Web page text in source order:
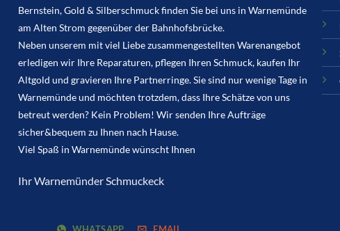
Bernstein, Gold & Silberschmuck finden Sie bei uns in Warnemünde
am Alten Strom gegenüber der Bahnhofsbrücke.
Neben unserem mit viel Liebe zusammengestellten Warenangebot
erledigen wir Ihre Reparaturen, pflegen Ihren Schmuck, kaufen Ihr
Altgold und gravieren Ihre Partnerringe. Sie sind nur wenige Tage in
Warnemünde und möchten trotzdem, dass Ihre Schätze von uns
betreut werden? Kein Problem! Wir senden Ihre Aufträge
sicher&bequem zu Ihnen nach Hause.
Viel Spaß in Warnemünde wünscht Ihnen
Ihr Warnemünder Schmuckeck
WHATSAPP EMAIL